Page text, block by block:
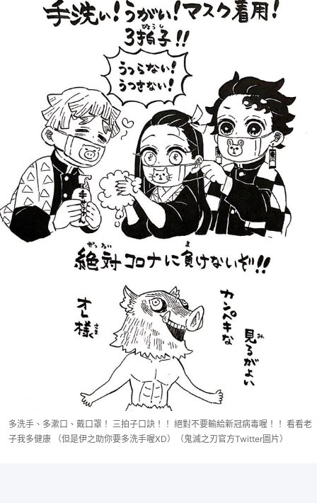
多洗手、多漱口、戴口罩！ 三拍子口訣！！ 絕對不要輸給新冠病毒喔！！ 看看老
子我多健康 （但是伊之助你要多洗手喔XD）（鬼滅之刃官方Twitter圖片）